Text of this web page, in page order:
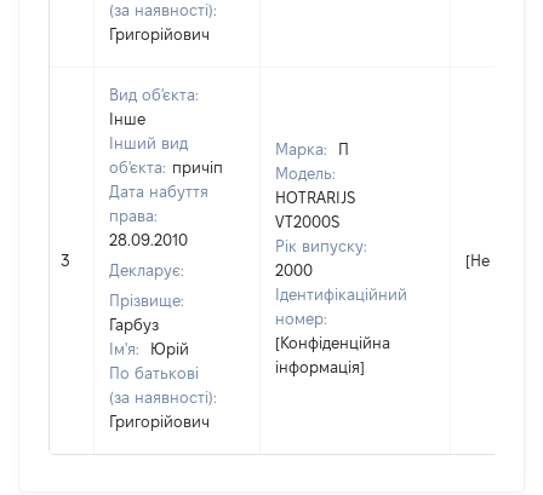
(за наявності):
Григорійович
3
Вид об'єкта:
Інше
Інший вид
об'єкта: причіп
Дата набуття
права:
28.09.2010
Декларує:
Прізвище:
Гарбуз
Ім'я:
Юрій
По батькові
(за наявності):
Григорійович
Марка:
П
Модель:
HOTRARIJS
VT2000S
Рік випуску:
2000
Ідентифікаційний
номер:
[Конфіденційна
інформація]
[Не